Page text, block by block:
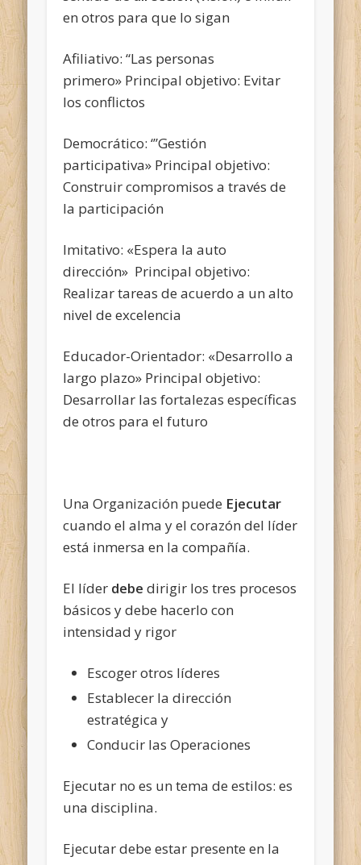
en otros para que lo sigan
Afiliativo: “Las personas
primero» Principal objetivo: Evitar
los conflictos
Democrático: ‘”Gestión
participativa» Principal objetivo:
Construir compromisos a través de
la participación
Imitativo: «Espera la auto
dirección» Principal objetivo:
Realizar tareas de acuerdo a un alto
nivel de excelencia
Educador-Orientador: «Desarrollo a
largo plazo» Principal objetivo:
Desarrollar las fortalezas específicas
de otros para el futuro
Una Organización puede Ejecutar
cuando el alma y el corazón del líder
está inmersa en la compañía.
El líder debe dirigir los tres procesos
básicos y debe hacerlo con
intensidad y rigor
Escoger otros líderes
Establecer la dirección
estratégica y
Conducir las Operaciones
Ejecutar no es un tema de estilos: es
una disciplina.
Ejecutar debe estar presente en la